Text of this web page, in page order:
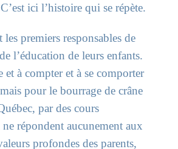
ici l’histoire qui se répète.
les premiers responsables de
l’éducation de leurs enfants.
et à compter et à se comporter
pour le bourrage de crâne
par des cours
répondent aucunement aux
profondes des parents,